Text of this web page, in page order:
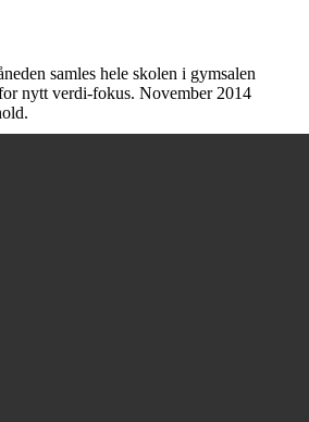
samles hele skolen i gymsalen
nytt verdi-fokus. November 2014